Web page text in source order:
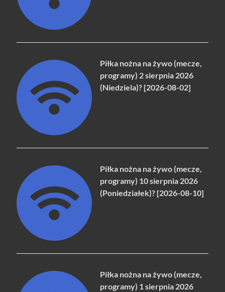
Piłka nożna na żywo (mecze,
programy) 2 sierpnia 2026
(Niedziela)? [2026-08-02]
Piłka nożna na żywo (mecze,
programy) 10 sierpnia 2026
(Poniedziałek)? [2026-08-10]
Piłka nożna na żywo (mecze,
programy) 1 sierpnia 2026